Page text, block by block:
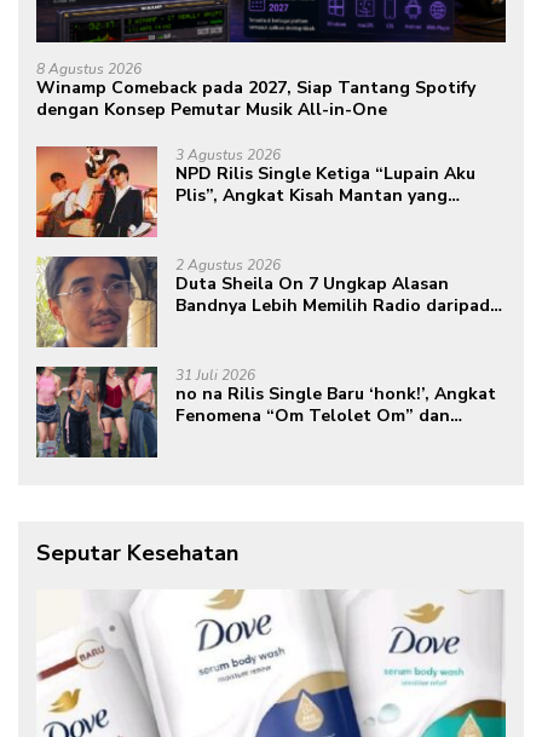
8 Agustus 2026
Winamp Comeback pada 2027, Siap Tantang Spotify
dengan Konsep Pemutar Musik All-in-One
3 Agustus 2026
NPD Rilis Single Ketiga “Lupain Aku
Plis”, Angkat Kisah Mantan yang
2 Agustus 2026
Duta Sheila On 7 Ungkap Alasan
Bandnya Lebih Memilih Radio daripada
31 Juli 2026
no na Rilis Single Baru ‘honk!’, Angkat
Fenomena “Om Telolet Om” dan
Seputar Kesehatan